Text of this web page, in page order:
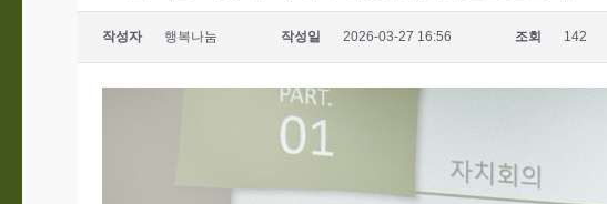
작성자 행복나눔 작성일 2026-03-27 16:56 조회 142